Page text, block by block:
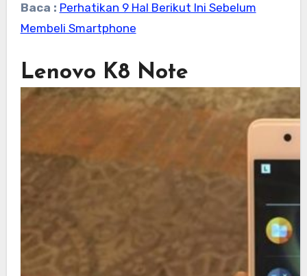
Baca : Perhatikan 9 Hal Berikut Ini Sebelum
Membeli Smartphone
Lenovo K8 Note